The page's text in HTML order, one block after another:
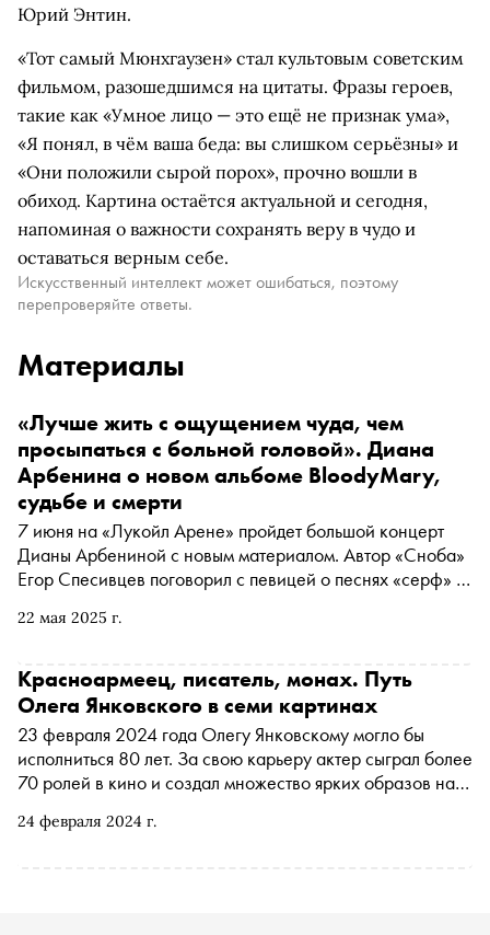
Юрий Энтин.
«Тот самый Мюнхгаузен» стал культовым советским
фильмом, разошедшимся на цитаты. Фразы героев,
такие как «Умное лицо — это ещё не признак ума»,
«Я понял, в чём ваша беда: вы слишком серьёзны» и
«Они положили сырой порох», прочно вошли в
обиход. Картина остаётся актуальной и сегодня,
напоминая о важности сохранять веру в чудо и
оставаться верным себе.
Искусственный интеллект может ошибаться, поэтому
перепроверяйте ответы.
Материалы
22 мая 2025 г.
«Лучше жить с ощущением чуда, чем
просыпаться с больной головой». Диана
Арбенина о новом альбоме BloodyMary,
судьбе и смерти
7 июня на «Лукойл Арене» пройдет большой концерт
Дианы Арбениной с новым материалом. Автор «Сноба»
Егор Спесивцев поговорил с певицей о песнях «серф» и
судьбе и смерти
24 февраля 2024 г.
Красноармеец, писатель, монах. Путь
Олега Янковского в семи картинах
23 февраля 2024 года Олегу Янковскому могло бы
исполниться 80 лет. За свою карьеру актер сыграл более
70 ролей в кино и создал множество ярких образов на
поработать с такими легендами, как Андрей Тарковский